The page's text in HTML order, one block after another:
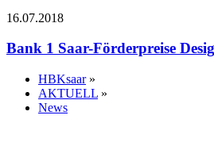
16.07.2018
Bank 1 Saar-Förderpreise
HBKsaar»
AKTUELL »
News